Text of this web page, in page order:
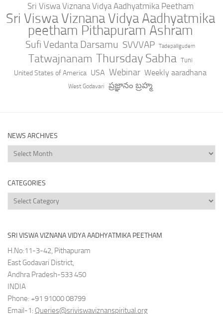
Sri Viswa Viznana Vidya Aadhyatmika Peetham
Sri Viswa Viznana Vidya Aadhyatmika
peetham Pithapuram Ashram
Sufi Vedanta Darsamu SVVVAP Tadepalligudem
Tatwajnanam Thursday Sabha Tuni
United States of America USA Webinar Weekly aaradhana
West Godavari ప్రజ్ఞానం బ్రహ్మ
NEWS ARCHIVES
News
Archives
CATEGORIES
Categories
SRI VISWA VIZNANA VIDYA AADHYATMIKA PEETHAM
H.No:11-3-42, Pithapuram
East Godavari District,
Andhra Pradesh-533 450
INDIA
Phone: +91 91000 08799
Email-1: Queries@sriviswaviznanspiritual.org